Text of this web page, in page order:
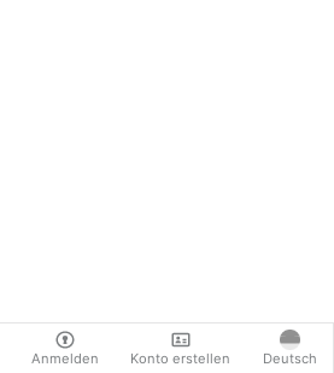
Anmelden Konto erstellen Deutsch